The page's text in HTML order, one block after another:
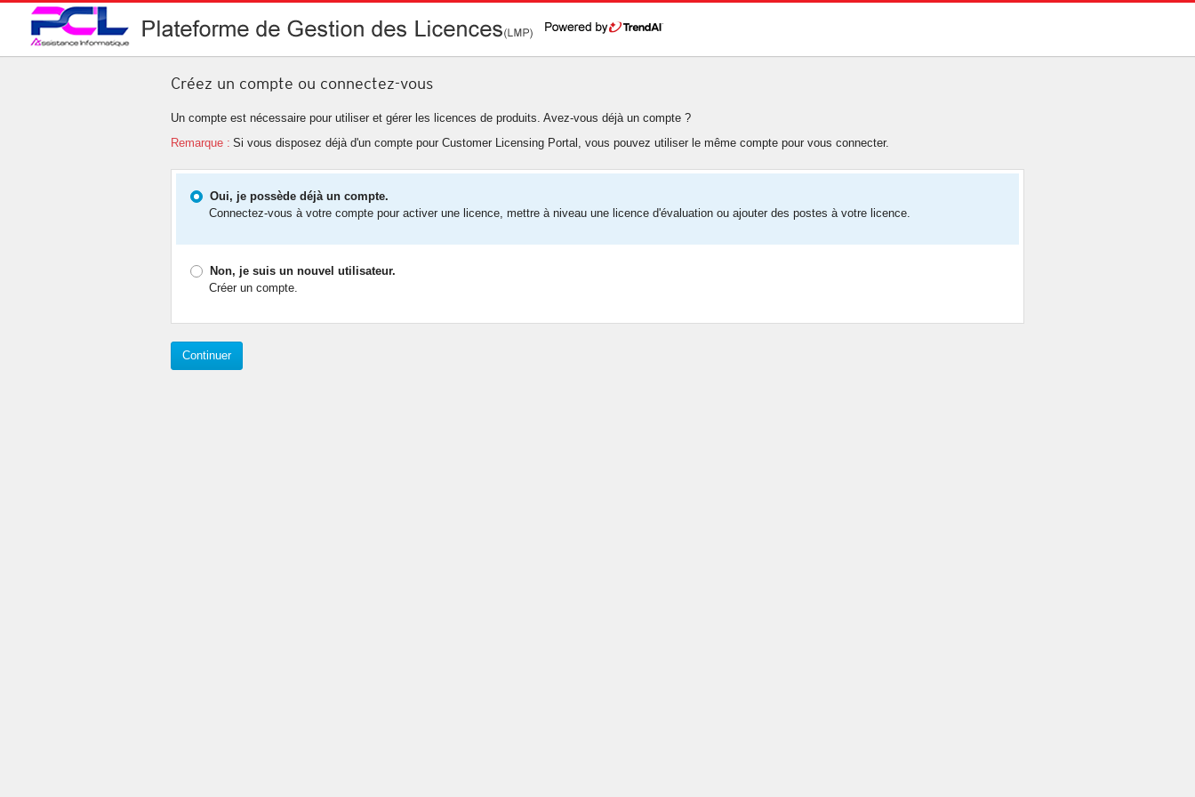
Créez un compte ou connectez-vous
Un compte est nécessaire pour utiliser et gérer les licences de produits. Avez-vous déjà un compte ?
Remarque : Si vous disposez déjà d'un compte pour Customer Licensing Portal, vous pouvez utiliser le même compte pour vous connecter.
Oui, je possède déjà un compte.
Connectez-vous à votre compte pour activer une licence, mettre à niveau une licence d'évaluation ou ajouter des postes à votre licence.
Non, je suis un nouvel utilisateur.
Créer un compte.
Continuer